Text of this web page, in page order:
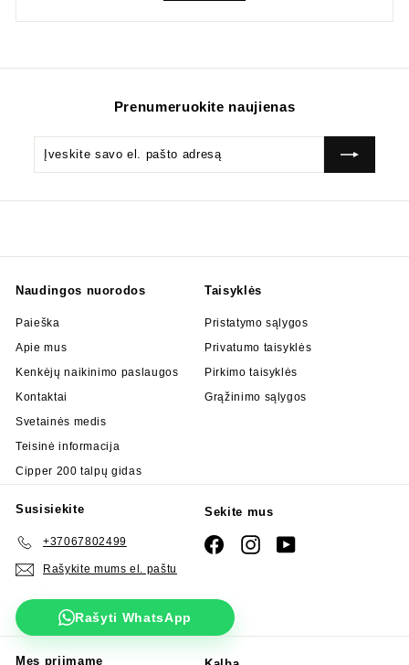
Prenumeruokite naujienas
savo
pašto
Naudingos nuorodos
Paieška
Apie mus
Kenkėjų naikinimo paslaugos
Kontaktai
Svetainės medis
Teisinė informacija
Cipper 200 talpų gidas
Taisyklės
Pristatymo sąlygos
Privatumo taisyklės
Pirkimo taisyklės
Grąžinimo sąlygos
Susisiekite
+37067802499
Rašykite mums el. paštu
Sekite mus
FacebookInstagramYouTube
Rašyti WhatsApp
Mes priimame